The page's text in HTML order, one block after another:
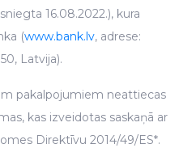
16.08.2022.), kura
(www.bank.lv, adrese:
Latvija).
pakalpojumiem neattiecas
kas izveidotas saskaņā ar
Direktīvu 2014/49/ES*.